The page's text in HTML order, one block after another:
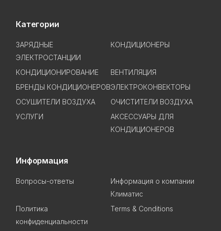
Категории
ЗАРЯДНЫЕ
ЭЛЕКТРОСТАНЦИИ
КОНДИЦИОНЕРЫ
КОНДИЦИОНИРОВАНИЕ
ВЕНТИЛЯЦИЯ
БРЕНДЫ КОНДИЦИОНЕРОВЭЛЕКТРОКОНВЕКТОРЫ
ОСУШИТЕЛИ ВОЗДУХА
ОЧИСТИТЕЛИ ВОЗДУХА
УСЛУГИ
АКСЕССУАРЫ ДЛЯ
КОНДИЦИОНЕРОВ
Информация
Вопросы-ответы
Информация о компании
Климатис
Политика
конфиденциальности
Terms & Conditions